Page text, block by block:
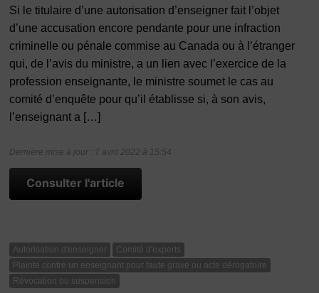
Si le titulaire d’une autorisation d’enseigner fait l’objet
d’une accusation encore pendante pour une infraction
criminelle ou pénale commise au Canada ou à l’étranger
qui, de l’avis du ministre, a un lien avec l’exercice de la
profession enseignante, le ministre soumet le cas au
comité d’enquête pour qu’il établisse si, à son avis,
l’enseignant a […]
Dernière mise à jour : 7 avril 2022 à 15:54
Consulter l'article
Autorisation d'enseigner
Comité d'experts
Plainte contre un enseignant pour faute grave ou acte dérogatoire
Révocation ou suspension